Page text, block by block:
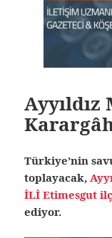
Türkiye’nin
toplayacak,
İLİ Etimesgut
ediyor.